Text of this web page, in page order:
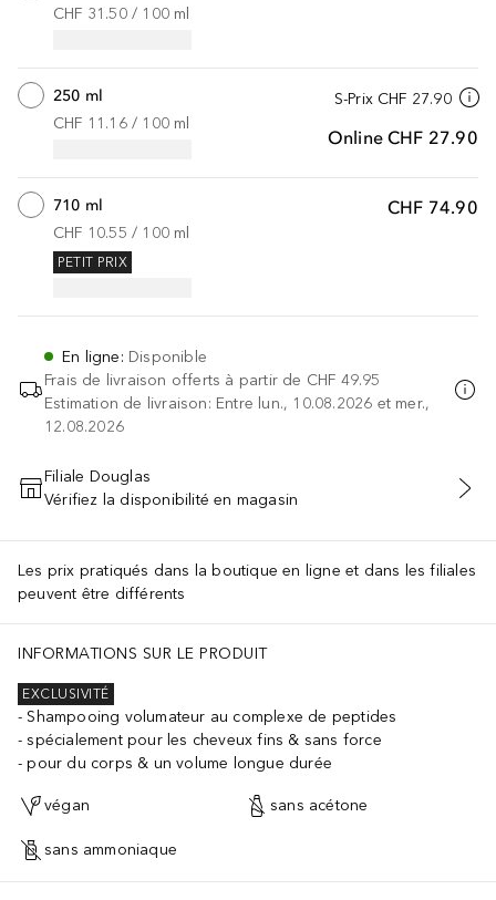
CHF 31.50 / 100 ml
S-Prix CHF 27.90
Online CHF 27.90
250 ml
CHF 11.16 / 100 ml
CHF 74.90
710 ml
CHF 10.55 / 100 ml
PETIT PRIX
En ligne: Disponible
Frais de livraison offerts à partir de CHF 49.95
Estimation de livraison: Entre lun., 10.08.2026 et mer.,
12.08.2026
AJOUTER AU PANIER
Filiale Douglas
Vérifiez la disponibilité en magasin
Les prix pratiqués dans la boutique en ligne et dans les filiales
peuvent être différents
INFORMATIONS SUR LE PRODUIT
EXCLUSIVITÉ
Shampooing volumateur au complexe de peptides
spécialement pour les cheveux fins & sans force
pour du corps & un volume longue durée
végan sans acétone
sans ammoniaque